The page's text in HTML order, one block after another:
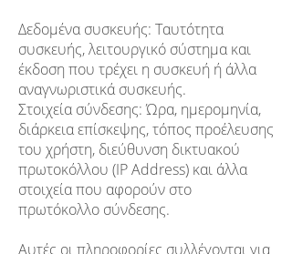
Δεδομένα συσκευής: Ταυτότητα
συσκευής, λειτουργικό σύστημα και
έκδοση που τρέχει η συσκευή ή άλλα
αναγνωριστικά συσκευής.
Στοιχεία σύνδεσης: Ώρα, ημερομηνία,
διάρκεια επίσκεψης, τόπος προέλευσης
του χρήστη, διεύθυνση δικτυακού
πρωτοκόλλου (IP Address) και άλλα
στοιχεία που αφορούν στο
πρωτόκολλο σύνδεσης.
Αυτές οι πληροφορίες συλλέγονται για